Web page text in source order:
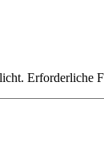
Erforderliche